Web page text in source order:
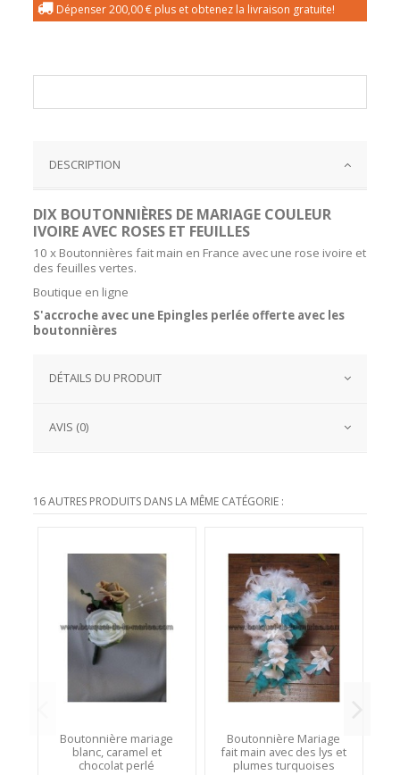
Dépenser200,00 € plus et obtenez la livraison gratuite!
DESCRIPTION
DIX BOUTONNIÈRES DE MARIAGE COULEUR
IVOIRE AVEC ROSES ET FEUILLES
10 x Boutonnières fait main en France avec une rose ivoire et
des feuilles vertes.
Boutique en ligne
S'accroche avec une Epingles perlée offerte avec les
boutonnières
DÉTAILS DU PRODUIT
AVIS (0)
16 AUTRES PRODUITS DANS LA MÊME CATÉGORIE :
Boutonnière mariage
blanc, caramel et
chocolat perlé
Boutonnière Mariage
fait main avec des lys et
plumes turquoises